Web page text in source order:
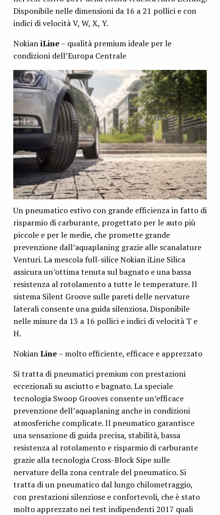
Disponibile nelle dimensioni da 16 a 21 pollici e con
indici di velocità V, W, X, Y.
NokianiLine– qualità premium ideale per le
condizioni dell’Europa Centrale
Un pneumatico estivo con grande efficienza in fatto di
risparmio di carburante, progettato per le auto più
piccole e per le medie, che promette grande
prevenzione dall’aquaplaning grazie alle scanalature
Venturi. La mescola full-silice Nokian iLine Silica
assicura un’ottima tenuta sul bagnato e una bassa
resistenza al rotolamento a tutte le temperature. Il
sistema Silent Groove sulle pareti delle nervature
laterali consente una guida silenziosa. Disponibile
nelle misure da 13 a 16 pollici e indici di velocità T e
H.
NokianLine– molto efficiente, efficace e apprezzato
Si tratta di pneumatici premium con prestazioni
eccezionali su asciutto e bagnato. La speciale
tecnologia Swoop Grooves consente un’efficace
prevenzione dell’aquaplaning anche in condizioni
atmosferiche complicate. Il pneumatico garantisce
una sensazione di guida precisa, stabilità, bassa
resistenza al rotolamento e risparmio di carburante
grazie alla tecnologia Cross-Block Sipe sulle
nervature della zona centrale del pneumatico. Si
tratta di un pneumatico dal lungo chilometraggio,
con prestazioni silenziose e confortevoli, che è stato
molto apprezzato nei test indipendenti 2017 quali